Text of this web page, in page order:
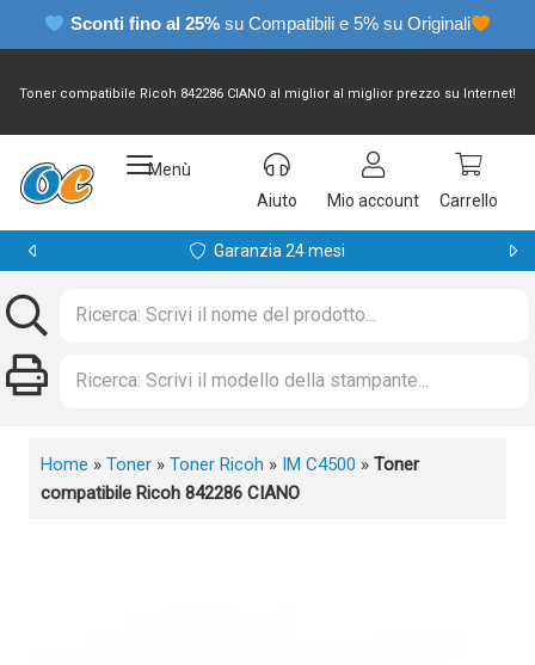
Sconti fino al 25% su Compatibili e 5% su Originali
Toner compatibile Ricoh 842286 CIANO al miglior al miglior prezzo su Internet!
Menù
Aiuto
Mio account Carrello
Garanzia 24 mesi
Home » Toner » Toner Ricoh » IM C4500 » Toner
compatibile Ricoh 842286 CIANO